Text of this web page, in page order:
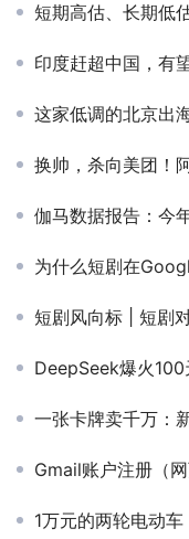
短期高估、长期
印度赶超中国，有
这家低调的北京出
换帅，杀向美团！
伽马数据报告：今年游戏
为什么短剧在
短剧风向标 | 短剧对接
DeepSeek爆火
一张卡牌卖千万：新
Gmail账户注册（
1万元的两轮电动